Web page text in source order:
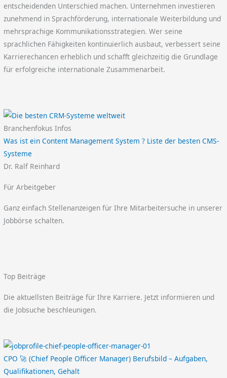
entscheidenden Unterschied machen. Unternehmen investieren
zunehmend in Sprachförderung, internationale Weiterbildung und
mehrsprachige Kommunikationsstrategien. Wer seine
sprachlichen Fähigkeiten kontinuierlich ausbaut, verbessert seine
Karrierechancen erheblich und schafft gleichzeitig die Grundlage
für erfolgreiche internationale Zusammenarbeit.
Branchenfokus Infos
Was ist ein Content Management System ? Liste der besten CMS-
Systeme
Dr. Ralf Reinhard
Für Arbeitgeber
Ganz einfach Stellenanzeigen für Ihre Mitarbeitersuche in unserer
Jobbörse schalten.
Top Beiträge
Die aktuellsten Beiträge für Ihre Karriere. Jetzt informieren und
die Jobsuche beschleunigen.
CPO 🚀 (Chief People Officer Manager) Berufsbild – Aufgaben,
Qualifikationen, Gehalt